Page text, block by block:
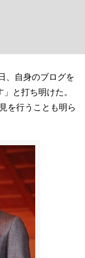
、自身のブログを
と打ち明けた。
を行うことも明ら